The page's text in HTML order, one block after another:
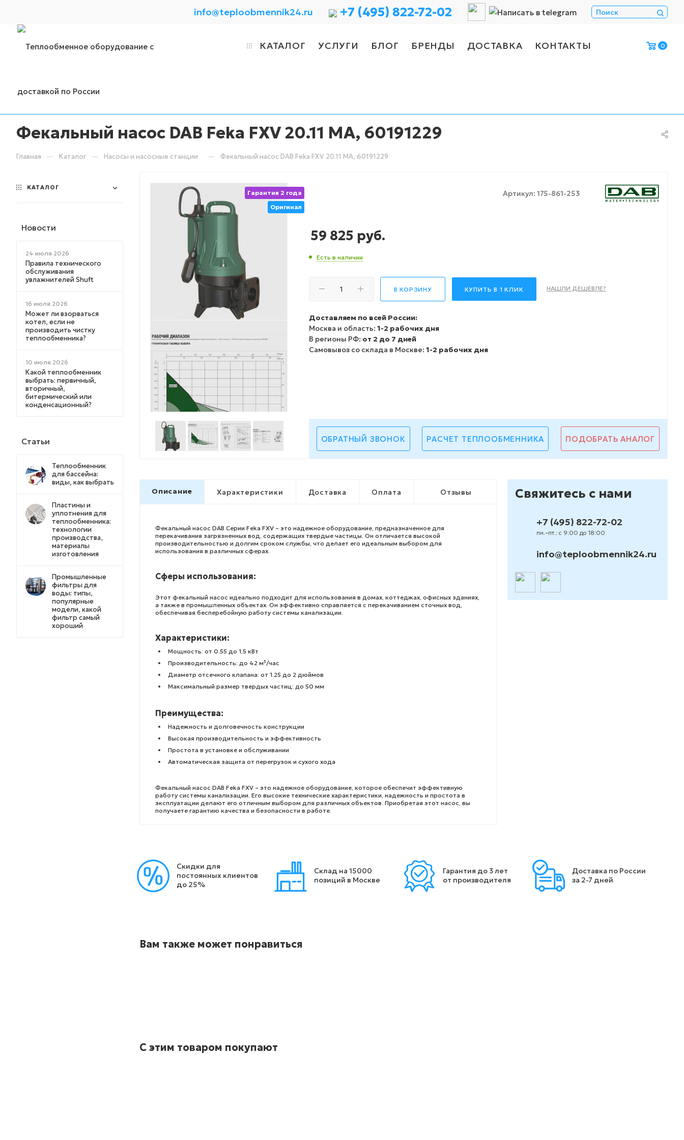
info@teploobmennik24.ru +7 (495) 822-72-02
КАТАЛОГ УСЛУГИ БЛОГ БРЕНДЫ ДОСТАВКА КОНТАКТЫ 0
Фекальный насос DAB Feka FXV 20.11 MA, 60191229
Главная — Каталог — Насосы и насосные станции — Фекальный насос DAB Feka FXV 20.11 MA, 60191229
Гарантия 2 года
Оригинал
Артикул: 175-861-253
59 825 руб.
Есть в наличии
В КОРЗИНУ КУПИТЬ В 1 КЛИК НАШЛИ ДЕШЕВЛЕ?
Доставляем по всей России:
Москва и область: 1-2 рабочих дня
В регионы РФ: от 2 до 7 дней
Самовывоз со склада в Москве: 1-2 рабочих дня
ОБРАТНЫЙ ЗВОНОК РАСЧЕТ ТЕПЛООБМЕННИКА ПОДОБРАТЬ АНАЛОГ
Описание Характеристики Доставка Оплата Отзывы
Фекальный насос DAB Серии Feka FXV – это надежное оборудование, предназначенное для
перекачивания загрязненных вод, содержащих твердые частицы. Он отличается высокой
производительностью и долгим сроком службы, что делает его идеальным выбором для
использования в различных сферах.
Сферы использования:
Этот фекальный насос идеально подходит для использования в домах, коттеджах, офисных зданиях,
а также в промышленных объектах. Он эффективно справляется с перекачиванием сточных вод,
обеспечивая бесперебойную работу системы канализации.
Характеристики:
Мощность: от 0.55 до 1.5 кВт
Производительность: до 42 м³/час
Диаметр отсечного клапана: от 1.25 до 2 дюймов
Максимальный размер твердых частиц: до 50 мм
Преимущества:
Надежность и долговечность конструкции
Высокая производительность и эффективность
Простота в установке и обслуживании
Автоматическая защита от перегрузок и сухого хода
Фекальный насос DAB Feka FXV – это надежное оборудование, которое обеспечит эффективную
работу системы канализации. Его высокие технические характеристики, надежность и простота в
эксплуатации делают его отличным выбором для различных объектов. Приобретая этот насос, вы
получаете гарантию качества и безопасности в работе.
Свяжитесь с нами
+7 (495) 822-72-02
пн.–пт.: с 9:00 до 18:00
info@teploobmennik24.ru
Скидки для
постоянных клиентов
до 25%
Склад на 15000
позиций в Москве
Гарантия до 3 лет
от производителя
Доставка по России
за 2-7 дней
Вам также может понравиться
С этим товаром покупают
КАТАЛОГ
Новости
24 июля 2026
Правила технического
обслуживания
увлажнителей Shuft
16 июля 2026
Может ли взорваться
котел, если не
производить чистку
теплообменника?
10 июля 2026
Какой теплообменник
выбрать: первичный,
вторичный,
битермический или
конденсационный?
Статьи
Теплообменник
для бассейна:
виды, как выбрать
Пластины и
уплотнения для
теплообменника:
технологии
производства,
материалы
изготовления
Промышленные
фильтры для
воды: типы,
популярные
модели, какой
фильтр самый
хороший